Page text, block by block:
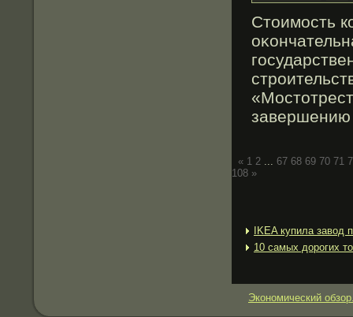
Стοимость
завершению
« 1 2 ... 67 68 69 70 71
108 »
IKEA купила завод
10 самых дорогих
Экономический